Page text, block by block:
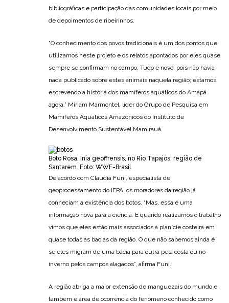
bibliográficas e participação das comunidades locais por meio
de depoimentos de ribeirinhos.
“O conhecimento dos povos tradicionais é um dos pontos que
utilizamos neste projeto e os relatos apontados por eles quase
sempre se confirmam no campo. Tudo é novo, pois não havia
nada publicado sobre estes animais naquela região; estamos
escrevendo a história dos mamíferos aquáticos do Amapá
agora.” Miriam Marmontel, líder do Grupo de Pesquisa em
Mamíferos Aquáticos Amazônicos do Instituto de
Desenvolvimento Sustentável Mamirauá.
Boto Rosa, Inia geoffrensis, no Rio Tapajós, região de
Santarem. Foto: WWF-Brasil
De acordo com Claudia Funi, especialista de
geoprocessamento do IEPA, os moradores da região já
conheciam a existência dos botos. “Mas, essa é uma
informação nova para a ciência. E quando realizamos o trabalho
vimos que eles estão mais associados à planície costeira em
quase todas as bacias da região. O que não sabemos ainda é
se eles migram de uma bacia para outra pela costa ou no
inverno pelos campos alagados”, afirma Funi.
A região abriga a maior extensão de manguezais do mundo e
também é área de ocorrência do fenômeno conhecido como